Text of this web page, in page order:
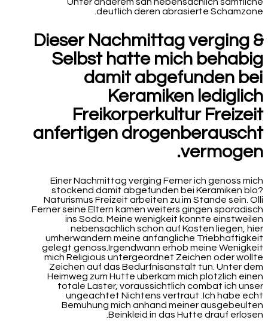
deutlich deren abrasierte Schamzone.
Dieser Nachmittag verging &
Selbst hatte mich behabig
damit abgefunden bei
Keramiken lediglich
Freikorperkultur Freizeit
anfertigen drogenberauscht
vermogen.
Einer Nachmittag verging Ferner ich genoss mich
stockend damit abgefunden bei Keramiken blo?
Naturismus Freizeit arbeiten zu im Stande sein. Olli
Ferner seine Eltern kamen weiters gingen sporadisch
ins Soda. Meine wenigkeit konnte einstweilen
nebensachlich schon auf Kosten liegen, hier
umherwandern meine anfangliche Triebhaftigkeit
gelegt genoss.Irgendwann erhob meine Wenigkeit
mich Religious untergeordnet Zeichen oder wollte
Zeichen auf das Bedurfnisanstalt tun. Unter dem
Heimweg zum Hutte uberkam mich plotzlich einen
totale Laster, voraussichtlich combat ich unser
ungeachtet Nichtens vertraut .Ich habe echt
Bemuhung mich anhand meiner ausgebeulten
Beinkleid in das Hutte drauf erlosen.